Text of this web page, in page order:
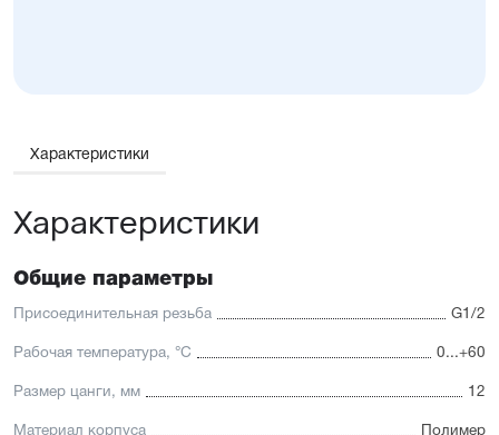
Характеристики
Характеристики
Общие параметры
Присоединительная резьба G1/2
Рабочая температура, °С 0...+60
Размер цанги, мм 12
Материал корпуса Полимер